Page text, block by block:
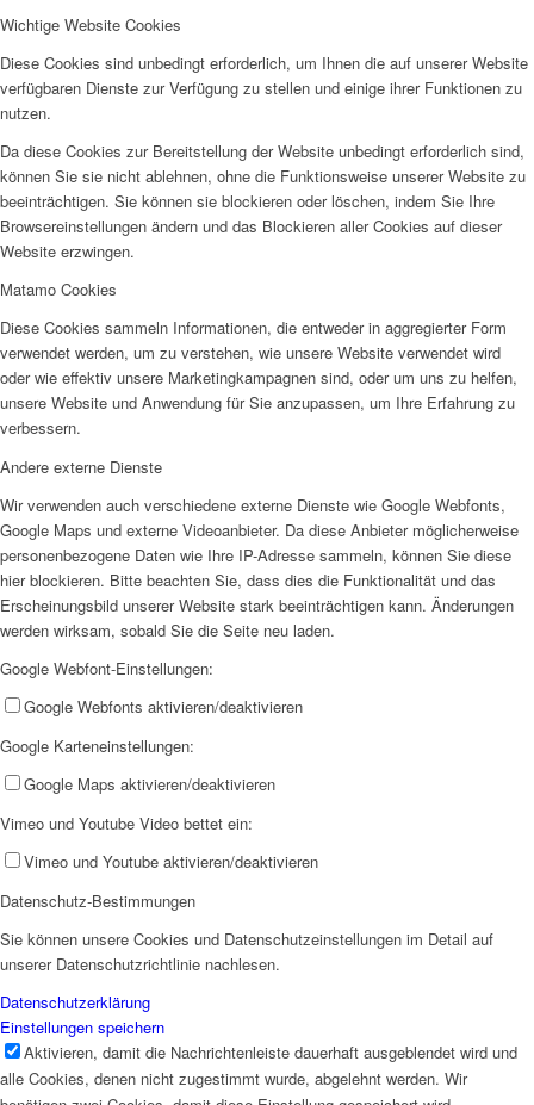
Wichtige Website Cookies
Diese Cookies sind unbedingt erforderlich, um Ihnen die auf unserer Website
verfügbaren Dienste zur Verfügung zu stellen und einige ihrer Funktionen zu
nutzen.
Da diese Cookies zur Bereitstellung der Website unbedingt erforderlich sind,
können Sie sie nicht ablehnen, ohne die Funktionsweise unserer Website zu
beeinträchtigen. Sie können sie blockieren oder löschen, indem Sie Ihre
Browsereinstellungen ändern und das Blockieren aller Cookies auf dieser
Website erzwingen.
Matamo Cookies
Diese Cookies sammeln Informationen, die entweder in aggregierter Form
verwendet werden, um zu verstehen, wie unsere Website verwendet wird
oder wie effektiv unsere Marketingkampagnen sind, oder um uns zu helfen,
unsere Website und Anwendung für Sie anzupassen, um Ihre Erfahrung zu
verbessern.
Andere externe Dienste
Wir verwenden auch verschiedene externe Dienste wie Google Webfonts,
Google Maps und externe Videoanbieter. Da diese Anbieter möglicherweise
personenbezogene Daten wie Ihre IP-Adresse sammeln, können Sie diese
hier blockieren. Bitte beachten Sie, dass dies die Funktionalität und das
Erscheinungsbild unserer Website stark beeinträchtigen kann. Änderungen
werden wirksam, sobald Sie die Seite neu laden.
Google Webfont-Einstellungen:
Google Webfonts aktivieren/deaktivieren
Google Karteneinstellungen:
Google Maps aktivieren/deaktivieren
Vimeo und Youtube Video bettet ein:
Vimeo und Youtube aktivieren/deaktivieren
Datenschutz-Bestimmungen
Sie können unsere Cookies und Datenschutzeinstellungen im Detail auf
unserer Datenschutzrichtlinie nachlesen.
Datenschutzerklärung
Einstellungen speichern
Aktivieren, damit die Nachrichtenleiste dauerhaft ausgeblendet wird und
alle Cookies, denen nicht zugestimmt wurde, abgelehnt werden. Wir